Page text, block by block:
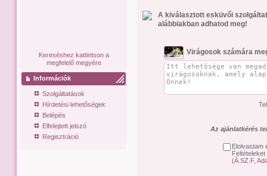
Kereséshez kattintson a
megfelelő megyére
Információk
Szolgáltatások
Hírdetési lehetőségek
Belépés
Elfelejtett jelszó
Regisztráció
A kiválasztott esküvői
alábbiakban adhatod meg!
Virágosok számára
Az ajánlatkérés
Elolvastam
(Á.SZ.F,